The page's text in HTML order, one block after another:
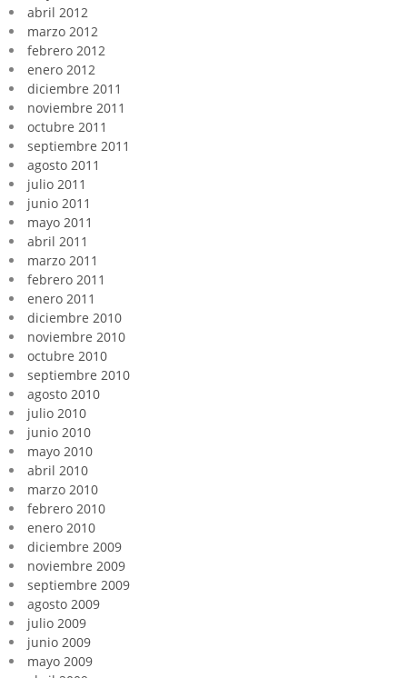
abril 2012
marzo 2012
febrero 2012
enero 2012
diciembre 2011
noviembre 2011
octubre 2011
septiembre 2011
agosto 2011
julio 2011
junio 2011
mayo 2011
abril 2011
marzo 2011
febrero 2011
enero 2011
diciembre 2010
noviembre 2010
octubre 2010
septiembre 2010
agosto 2010
julio 2010
junio 2010
mayo 2010
abril 2010
marzo 2010
febrero 2010
enero 2010
diciembre 2009
noviembre 2009
septiembre 2009
agosto 2009
julio 2009
junio 2009
mayo 2009